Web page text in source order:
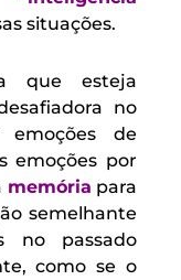
situações.
que esteja
no
emoções de
emoções por
memória para
semelhante
no passado
como se o